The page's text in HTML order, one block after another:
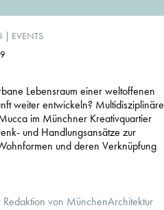
| EVENTS
Lebensraum einer weltoffenen
weiter entwickeln? Multidisziplinäre
im Münchner Kreativquartier
und Handlungsansätze zur
und deren Verknüpfung
von MünchenArchitektur